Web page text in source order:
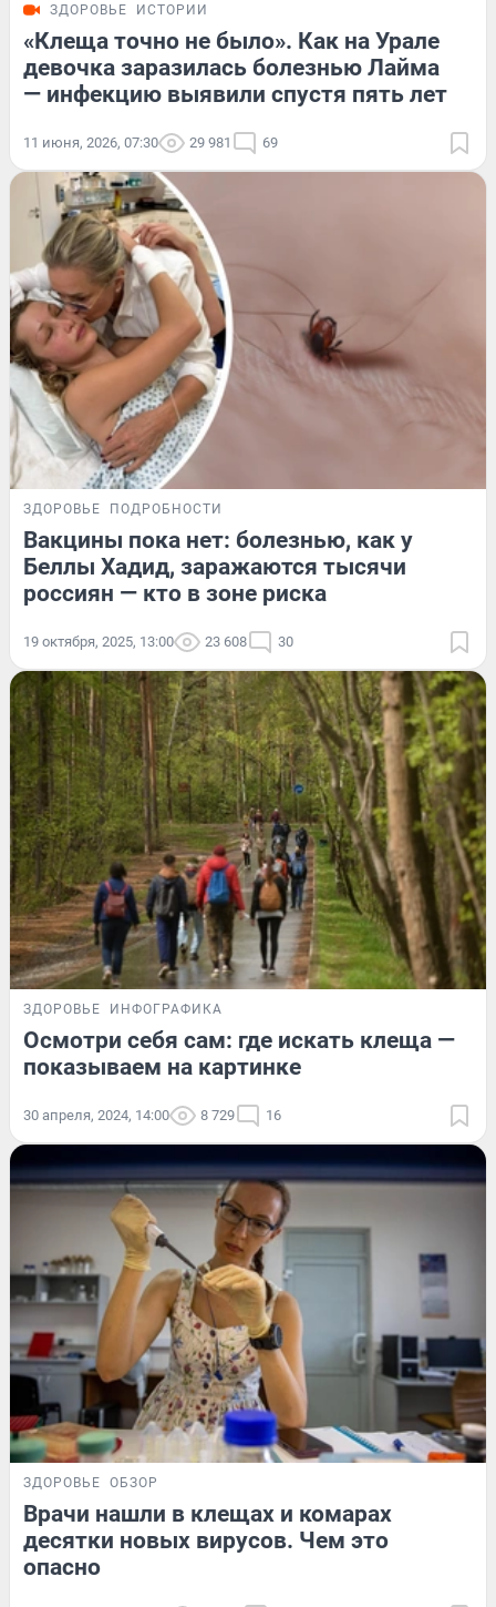
ЗДОРОВЬЕ ИСТОРИИ
«Клеща точно не было». Как на Урале
девочка заразилась болезнью Лайма
— инфекцию выявили спустя пять лет
11 июня, 2026, 07:30 29 981 69
ЗДОРОВЬЕ ПОДРОБНОСТИ
Вакцины пока нет: болезнью, как у
Беллы Хадид, заражаются тысячи
россиян — кто в зоне риска
19 октября, 2025, 13:00 23 608 30
ЗДОРОВЬЕ ИНФОГРАФИКА
Осмотри себя сам: где искать клеща —
показываем на картинке
30 апреля, 2024, 14:00 8 729 16
ЗДОРОВЬЕ ОБЗОР
Врачи нашли в клещах и комарах
десятки новых вирусов. Чем это
опасно